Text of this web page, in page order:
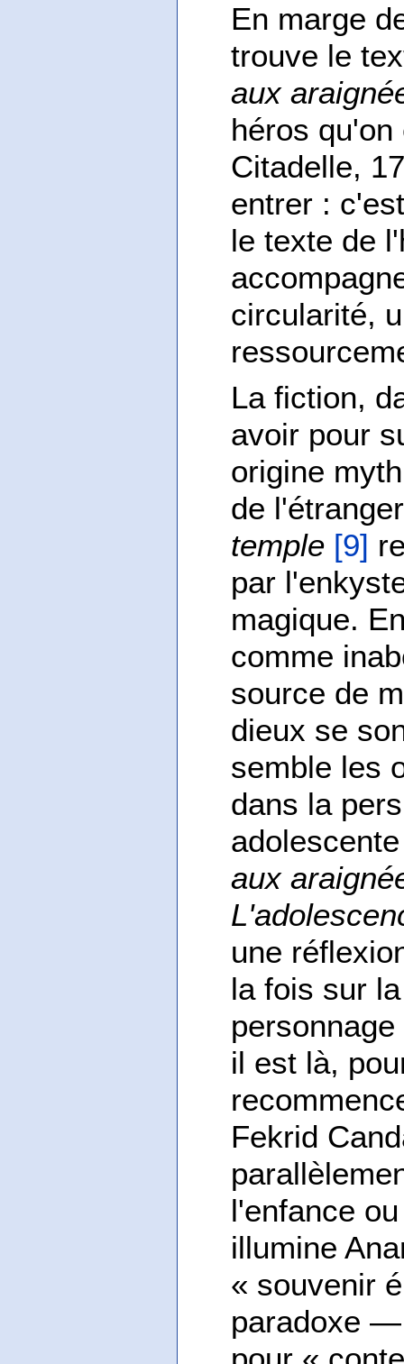
En marge
trouve le
aux
héros
Citadelle,
entrer :
le texte de
circularité,
La fiction,
avoir pour
origine
de
temple [9]
par
magique.
comme
source de
dieux se
semble les
dans la
aux
une
la fois sur
il est là,
Fekrid
l'enfance
illumine
« souvenir
paradoxe —